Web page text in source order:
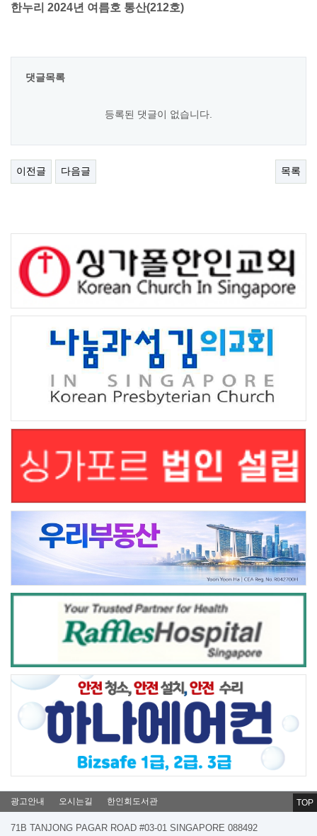
한누리 2024년 여름호 통산(212호)
댓글목록
등록된 댓글이 없습니다.
이전글 다음글 목록
광고안내 오시는길 한인회도서관
71B TANJONG PAGAR ROAD #03-01 SINGAPORE 088492
TOP